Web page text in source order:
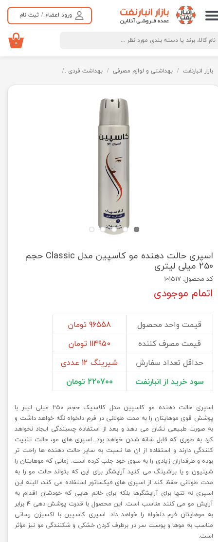
ورود اعضاء / ثبت نام
حساب کاربری من
تغییر گذر واژه
سفارشات
خروج از حساب کاربری
۰
بازار انبارنفت بهداشتی و لوازم مصرفی بهداشت فردی
اسپری حالت دهنده مو کاسپین مدل Classic حجم
250 میلی لیتری
کد محصول: 101517
اتمام موجودی
قیمت واحد محصول
96558 تومان
قیمت مصرف کننده
114950 تومان
حداقل تعداد سفارش
شیرینگ 12 عددی
سود خرید از انبارنفت
220700 تومان
اسپری حالت دهنده مو کاسپین مدل کلاسیک حجم 2۵0 میلی لیتر با
پوشش قوی موهایتان را به مدت طولانی در فرم دلخواه نگه خواهد داشت و
به‌ صورت طبیعی نشان می‌ دهد و بعد از استفاده چسبندگی ایجاد نخواهد
کرد به‌ طوری‌ که قابل شانه شدن خواهد بود. اسپری‌ های مو، حالت تثبیت‌
کنندگی دارند و استفاده از ان ها نسبت به سایر حالت‌ دهنده‌ ها راحت‌ تر
بوده و طرفداران زیادی را به سوی خود جلب کرده است. زمانی‌ که موهایتان را
شینیون و یا براشینگ می‌ کنید آرایشگر برای این که بتواند حالت مو را به‌
مدت طولانی حفظ کند از اسپری‌ های فیکساتور استفاده می‌ کند، البته این
اسپری نه تنها برای آرایشگرها بلکه برای خانم‌ هایی که خودشان اقدام به
آرایش مو می‌ کنند مناسب است. این محصول با قدرت پوشش‌ دهی ۴ برابر
به موهایتان فرم دلخواه را خواهد داد. اسپری کاسپین با اکسیژن‌ رسانی
مناسب به موها و پوست سر در برطرف کردن خشکی و شکنندگی مو نیز مؤثر
است.